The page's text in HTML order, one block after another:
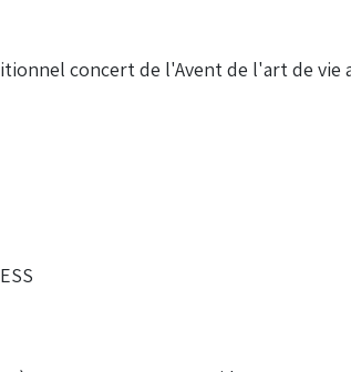
concert de l'Avent de l'art de vie